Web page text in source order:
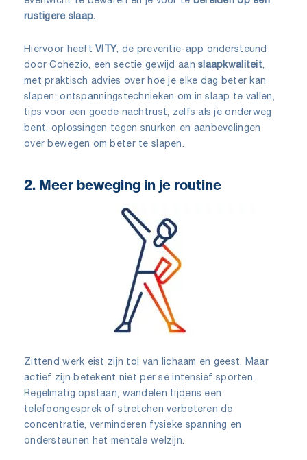
rustigere slaap.
Hiervoor heeft VITY , de preventie-app ondersteund
door Cohezio, een sectie gewijd aanslaapkwaliteit
met praktisch advies over hoe je elke dag beter kan
slapen: ontspanningstechnieken om in slaap te vallen,
tips voor een goede nachtrust, zelfs als je onderweg
bent, oplossingen tegen snurken en aanbevelingen
over bewegen om beter te slapen.
2. Meer beweging in je routine
Zittend werk eist zijn tol van lichaam en geest. Maar
actief zijn betekent niet per se intensief sporten.
Regelmatig opstaan, wandelen tijdens een
telefoongesprek of stretchen verbeteren de
concentratie, verminderen fysieke spanning en
ondersteunen het mentale welzijn.